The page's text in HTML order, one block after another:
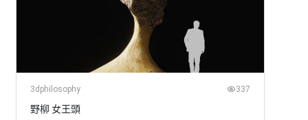
3dphilosophy 337
野柳 女王頭